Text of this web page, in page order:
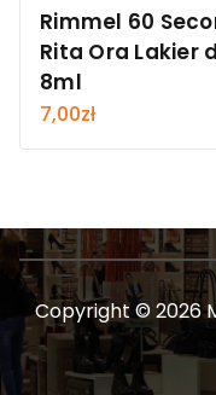
Rimmel 60
Rita Ora Lakier
8ml
7,00zł
Copyright © 2026